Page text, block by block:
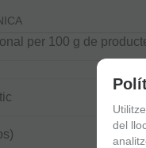
per 100 g de
del